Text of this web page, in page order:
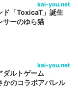
kai-you.net
ド「ToxicaT」誕生
サーのゆら猫
kai-you.net
ダルトゲーム
かのコラボアパレル